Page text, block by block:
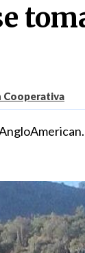
Cooperativa